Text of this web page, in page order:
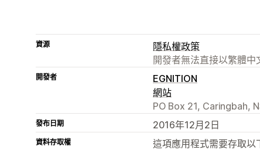
資源
隱私權政策
開發者無法直接以繁體中
開發者
EGNITION
網站
PO Box 21, Caringbah,
發布日期 2016年12月2日
資料存取權
這項應用程式需要存取以